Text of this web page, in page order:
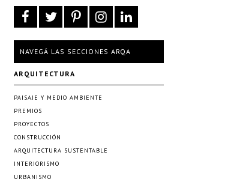
NAVEGÁ LAS SECCIONES ARQA
ARQUITECTURA
PAISAJE Y MEDIO AMBIENTE
PREMIOS
PROYECTOS
CONSTRUCCIÓN
ARQUITECTURA SUSTENTABLE
INTERIORISMO
URBANISMO